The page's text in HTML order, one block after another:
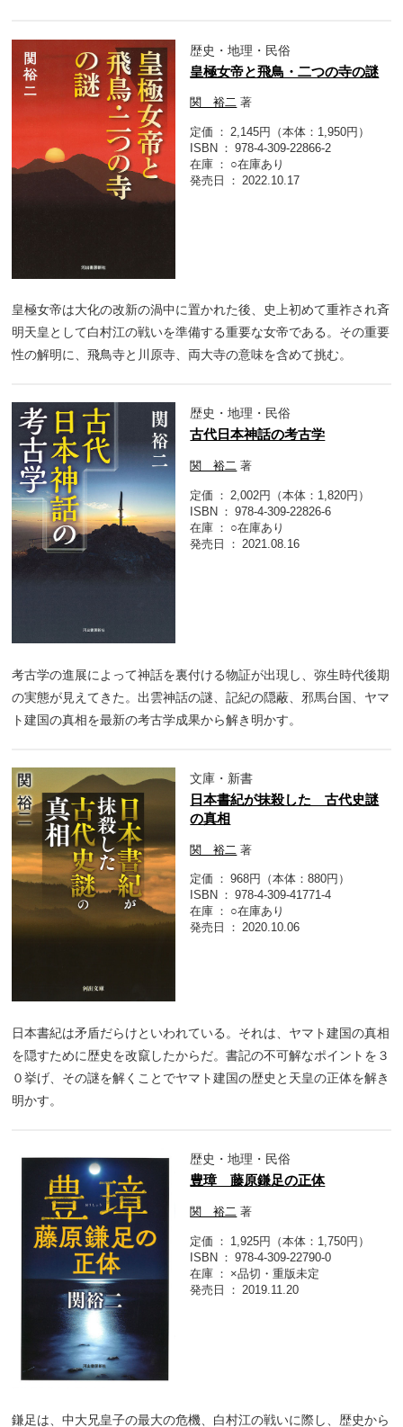
歴史・地理・民俗
皇極女帝と飛鳥・二つの寺の謎
関 裕二 著
定価
2,145円（本体：1,950円）
ISBN
978-4-309-22866-2
在庫
○在庫あり
発売日
2022.10.17
皇極女帝は大化の改新の渦中に置かれた後、史上初めて重祚され斉
明天皇として白村江の戦いを準備する重要な女帝である。その重要
性の解明に、飛鳥寺と川原寺、両大寺の意味を含めて挑む。
歴史・地理・民俗
古代日本神話の考古学
関 裕二 著
定価
2,002円（本体：1,820円）
ISBN
978-4-309-22826-6
在庫
○在庫あり
発売日
2021.08.16
考古学の進展によって神話を裏付ける物証が出現し、弥生時代後期
の実態が見えてきた。出雲神話の謎、記紀の隠蔽、邪馬台国、ヤマ
ト建国の真相を最新の考古学成果から解き明かす。
文庫・新書
日本書紀が抹殺した 古代史謎
の真相
関 裕二 著
定価
968円（本体：880円）
ISBN
978-4-309-41771-4
在庫
○在庫あり
発売日
2020.10.06
日本書紀は矛盾だらけといわれている。それは、ヤマト建国の真相
を隠すために歴史を改竄したからだ。書記の不可解なポイントを３
０挙げ、その謎を解くことでヤマト建国の歴史と天皇の正体を解き
明かす。
歴史・地理・民俗
豊璋 藤原鎌足の正体
関 裕二 著
定価
1,925円（本体：1,750円）
ISBN
978-4-309-22790-0
在庫
×品切・重版未定
発売日
2019.11.20
鎌足は、中大兄皇子の最大の危機、白村江の戦いに際し、歴史から